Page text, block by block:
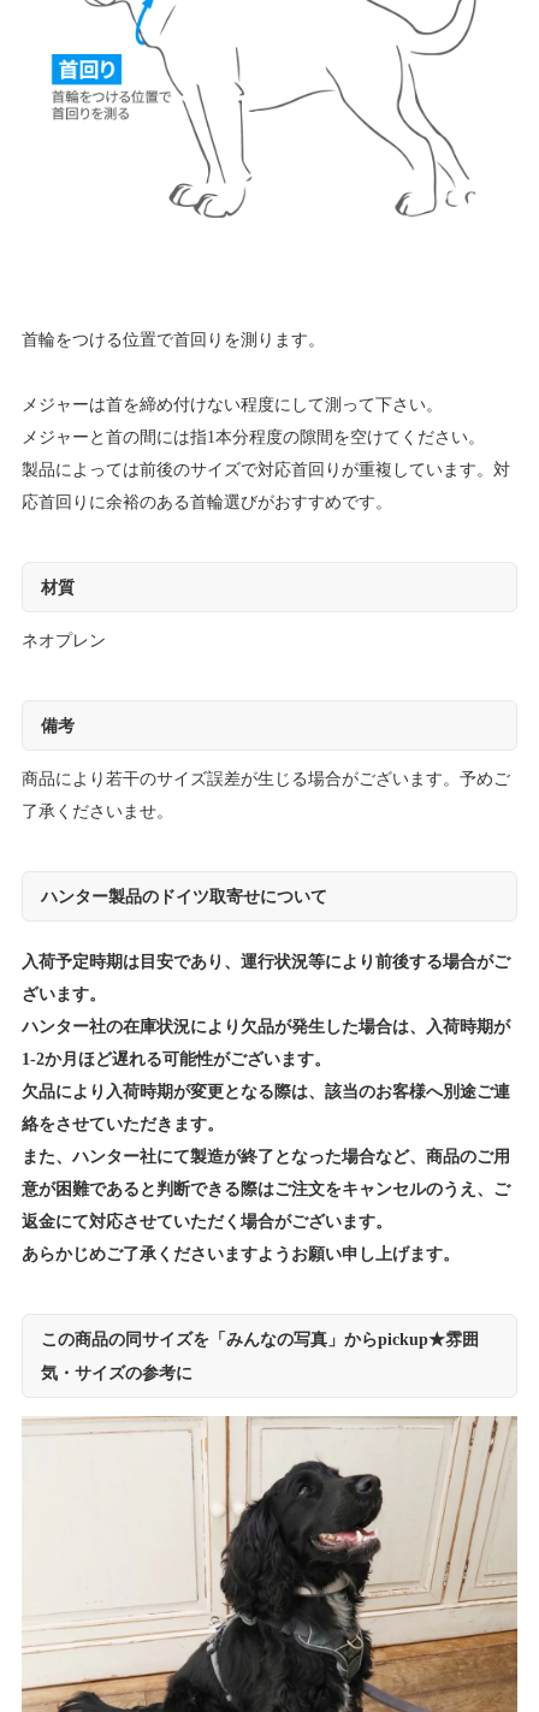
首輪をつける位置で首回りを測ります。
メジャーは首を締め付けない程度にして測って下さい。
メジャーと首の間には指1本分程度の隙間を空けてください。
製品によっては前後のサイズで対応首回りが重複しています。対
応首回りに余裕のある首輪選びがおすすめです。
材質
ネオプレン
備考
商品により若干のサイズ誤差が生じる場合がございます。予めご
了承くださいませ。
ハンター製品のドイツ取寄せについて
入荷予定時期は目安であり、運行状況等により前後する場合がご
ざいます。
ハンター社の在庫状況により欠品が発生した場合は、入荷時期が
1-2か月ほど遅れる可能性がございます。
欠品により入荷時期が変更となる際は、該当のお客様へ別途ご連
絡をさせていただきます。
また、ハンター社にて製造が終了となった場合など、商品のご用
意が困難であると判断できる際はご注文をキャンセルのうえ、ご
返金にて対応させていただく場合がございます。
あらかじめご了承くださいますようお願い申し上げます。
この商品の同サイズを「みんなの写真」からpickup★雰囲
気・サイズの参考に